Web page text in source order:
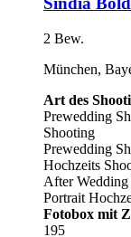
2 Bew.
München,
Art des
Prewedding
Shooting
Prewedding
Hochzeits
After
Portrait
Fotobox mit
195